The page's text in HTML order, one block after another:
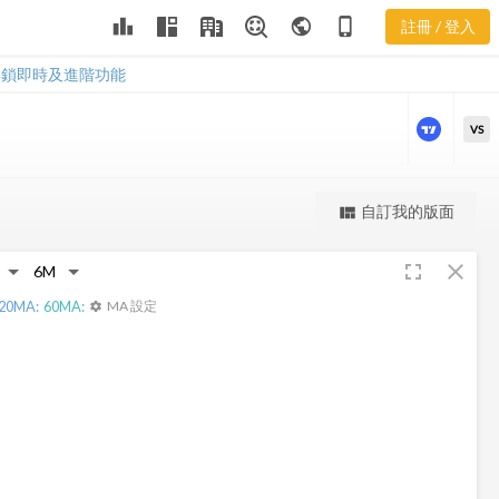
leaderboard public phone_iphone 註冊 / 登入
即時及進階功能
PNK 股價走勢
更強大的進階價量圖表
VS
view_quilt 自訂我的版面
fullscreen close
20MA: 60MA: settings MA 設定